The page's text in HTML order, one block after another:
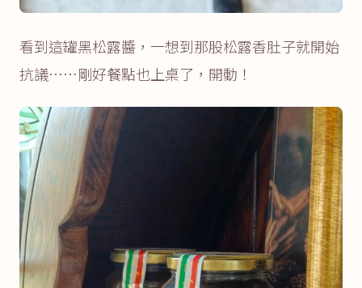
看到這罐黑松露醬，一想到那股松露香肚子就開始
抗議……剛好餐點也上桌了，開動！